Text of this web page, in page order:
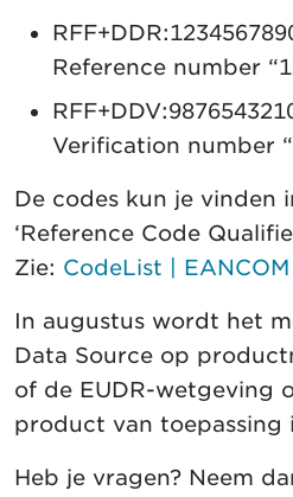
Reference number
Verification number
De codes kun je vinden
‘Reference Code
Zie: CodeList |
In augustus wordt het
Data Source op
of de EUDR-wetgeving
product van toepassing
Heb je vragen? Neem